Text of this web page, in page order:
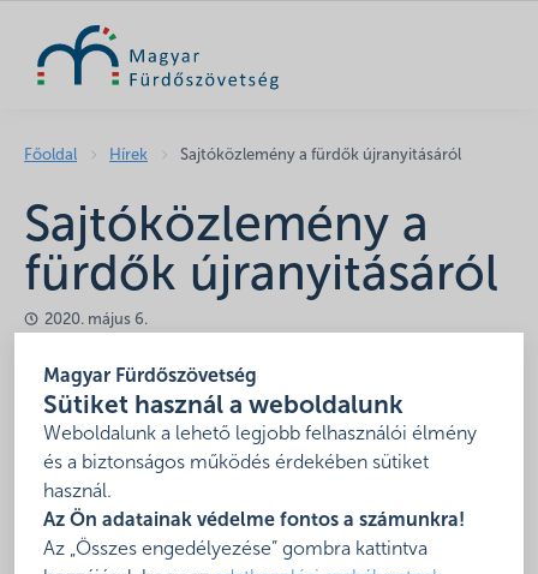
Magyar Fürdőszövetség
Sütiket használ a weboldalunk
Weboldalunk a lehető legjobb felhasználói élmény
és a biztonságos működés érdekében sütiket
használ.
Az Ön adatainak védelme fontos a számunkra!
Az „Összes engedélyezése” gombra kattintva
Főoldal Hírek Sajtóközlemény a fürdők újranyitásáról
Sajtóközlemény a
fürdők újranyitásáról
2020. május 6.
kapcsolatban a Magyar Fürdőszövetség által összeállított, a
hazai fürdők újranyitásáról szóló sajtóközlemény az alábbi
linkről érhető el.
Sajtóközlemény – fürdők újranyitása 2020 05 03